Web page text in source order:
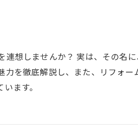
想しませんか？ 実は、その名
を徹底解説し、また、リフォ
ます。